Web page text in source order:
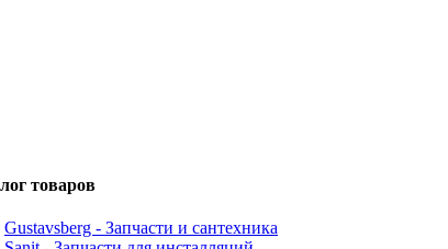
товаров
Gustavsberg - Запчасти и сантехника